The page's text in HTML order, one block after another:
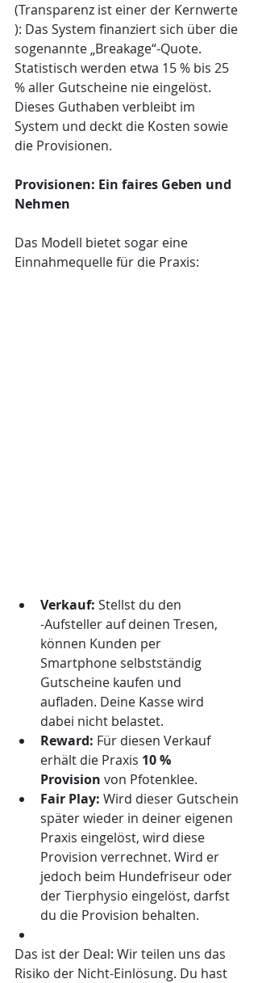
(Transparenz ist einer der Kernwerte
): Das System finanziert sich über die
sogenannte „Breakage“-Quote.
Statistisch werden etwa 15 % bis 25
% aller Gutscheine nie eingelöst.
Dieses Guthaben verbleibt im
System und deckt die Kosten sowie
die Provisionen.
Provisionen: Ein faires Geben und
Nehmen
Das Modell bietet sogar eine
Einnahmequelle für die Praxis:
Verkauf: Stellst du den
-Aufsteller auf deinen Tresen,
können Kunden per
Smartphone selbstständig
Gutscheine kaufen und
aufladen. Deine Kasse wird
dabei nicht belastet.
Reward: Für diesen Verkauf
erhält die Praxis 10 %
Provision von Pfotenklee.
Fair Play: Wird dieser Gutschein
später wieder in deiner eigenen
Praxis eingelöst, wird diese
Provision verrechnet. Wird er
jedoch beim Hundefriseur oder
der Tierphysio eingelöst, darfst
du die Provision behalten.
Das ist der Deal: Wir teilen uns das
Risiko der Nicht-Einlösung. Du hast